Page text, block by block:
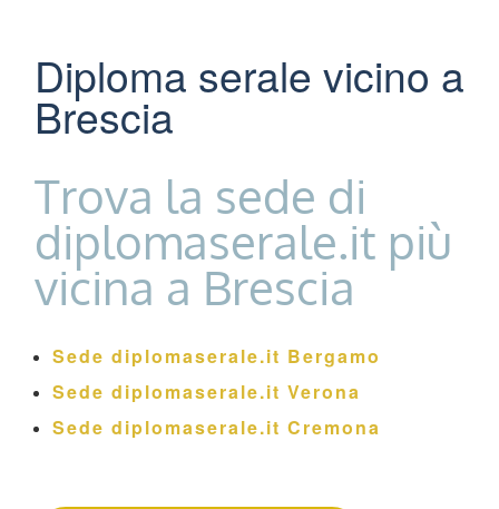
Diploma serale vicino a
Brescia
Trova la sede di
diplomaserale.it più
vicina a Brescia
Sede diplomaserale.it Bergamo
Sede diplomaserale.it Verona
Sede diplomaserale.it Cremona